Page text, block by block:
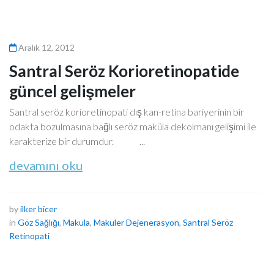
Aralık 12, 2012
Santral Seröz Korioretinopatide
güncel gelişmeler
Santral seröz korioretinopati dış kan-retina bariyerinin bir
odakta bozulmasına bağlı seröz maküla dekolmanı gelişimi ile
karakterize bir durumdur. ...
devamını oku
byilker bicer
in Göz Sağlığı, Makula, Makuler Dejenerasyon, Santral Seröz
Retinopati